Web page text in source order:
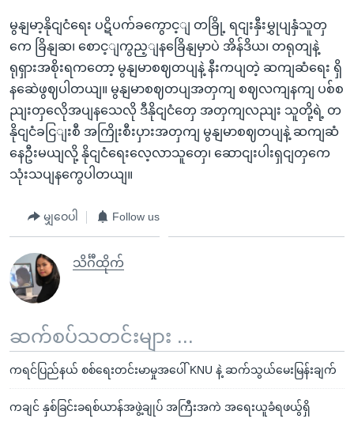
မွနျမာ့နိုငျငံရေး ပဋိပက်ခကွောင့ျ တခြို့ ရငျးနှီးမွှုပျနှံသူတှ
ကေ ခြိနျဆ၊ စောင့ျကွည့ျနခြေိနျမှာပဲ အိန်ဒိယ၊ တရုတျနဲ့
ရုရှားအစိုးရကတော့ မွနျမာစဈတပျနဲ့ နီးကပျတဲ့ ဆကျဆံရေး ရှိ
နဆေဲဖွဈပါတယျ။ မွနျမာစဈတပျအတှကျ စဈလကျနကျ ပစ်စ
ညျးတှလေိုအပျနသေလို ဒီနိုငျငံတှေ အတှကျလညျး သူတို့ရဲ့ တ
နိုငျငံခငြျးစီ အကြိုးစီးပှားအတှကျ မွနျမာစဈတပျနဲ့ ဆကျဆံ
နေဦးမယျလို့ နိုငျငံရေးလေ့လာသူတှေ၊ ဆောငျးပါးရှငျတှကေ
သုံးသပျနကွေပါတယျ။
မျှဝေပါ Follow us
သိင်္ဂီထိုက်
ဆက်စပ်သတင်းများ ...
ကရင်ပြည်နယ် စစ်ရေးတင်းမာမှုအပေါ် KNU နဲ့ ဆက်သွယ်မေးမြန်းချက်
ကချင် နှစ်ခြင်းခရစ်ယာန်အဖွဲ့ချုပ် အကြီးအကဲ အရေးယူခံရဖယွ်ရှိ